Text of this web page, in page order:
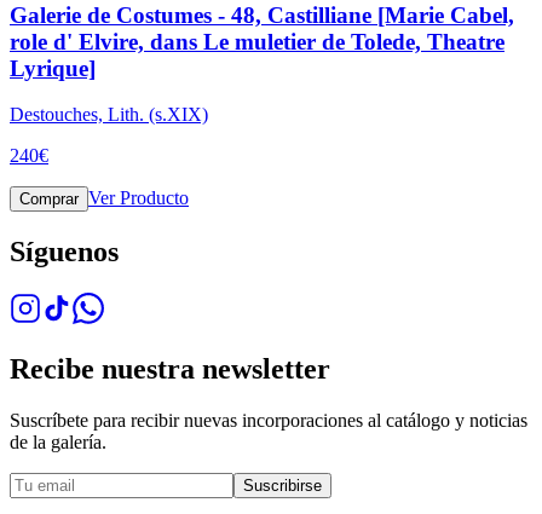
Galerie de Costumes - 48, Castilliane [Marie Cabel,
role d' Elvire, dans Le muletier de Tolede, Theatre
Lyrique]
Destouches, Lith. (s.XIX)
240€
Comprar Ver Producto
Síguenos
Recibe nuestra newsletter
Suscríbete para recibir nuevas incorporaciones al catálogo y noticias
de la galería.
Suscribirse